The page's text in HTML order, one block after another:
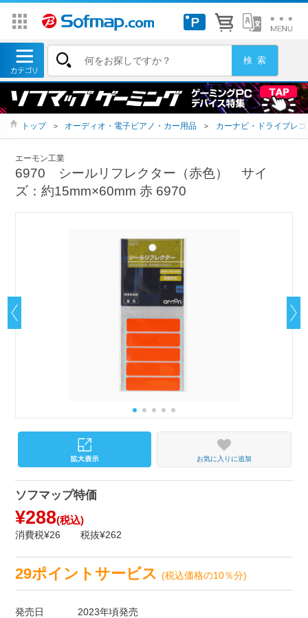
トップ ＞ オーディオ・電子ピアノ・カー用品 ＞ カーナビ・ドライブレ
エーモン工業
6970 シールリフレクター（赤色） サイ
ズ：約15mm×60mm 赤 6970
お気に入りに追加
ソフマップ特価
¥288(税込)
消費税¥26 税抜¥262
29ポイントサービス(税込価格の10％分)
発売日 2023年頃発売